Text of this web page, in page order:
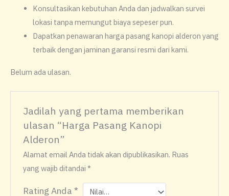
​Konsultasikan kebutuhan Anda dan jadwalkan survei
lokasi tanpa memungut biaya sepeser pun.
​Dapatkan penawaran harga pasang kanopi alderon yang
terbaik dengan jaminan garansi resmi dari kami.
Belum ada ulasan.
Jadilah yang pertama memberikan
ulasan “Harga Pasang Kanopi
Alderon”
Alamat email Anda tidak akan dipublikasikan. Ruas
yang wajib ditandai*
Rating Anda*